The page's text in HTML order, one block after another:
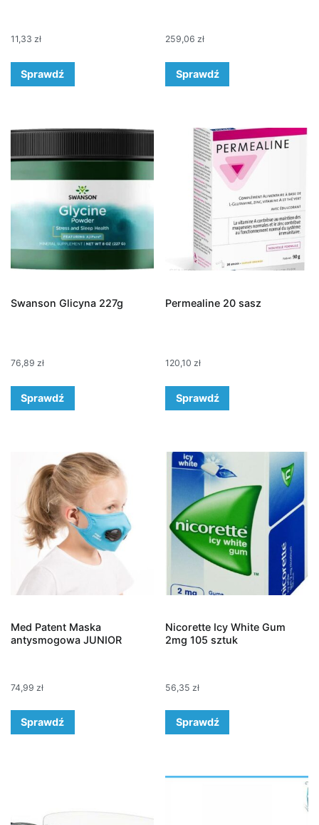
11,33 zł
Sprawdź
259,06zł
Sprawdź
Swanson Glicyna 227g
76,89 zł
Sprawdź
Permealine 20 sasz
120,10zł
Sprawdź
Med Patent Maska
antysmogowa JUNIOR
74,99 zł
Sprawdź
Nicorette Icy White Gum
2mg 105 sztuk
56,35 zł
Sprawdź